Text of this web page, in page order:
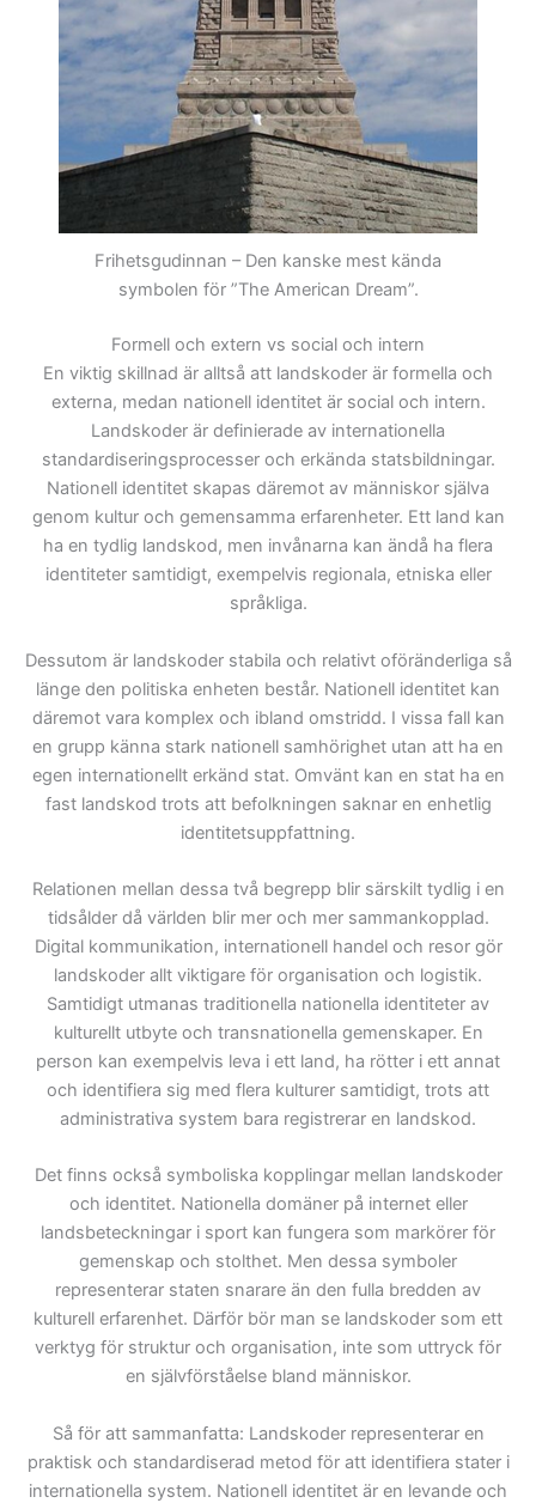
Frihetsgudinnan – Den kanske mest kända
symbolen för ”The American Dream”.
Formell och extern vs social och intern
En viktig skillnad är alltså att landskoder är formella och
externa, medan nationell identitet är social och intern.
Landskoder är definierade av internationella
standardiseringsprocesser och erkända statsbildningar.
Nationell identitet skapas däremot av människor själva
genom kultur och gemensamma erfarenheter. Ett land kan
ha en tydlig landskod, men invånarna kan ändå ha flera
identiteter samtidigt, exempelvis regionala, etniska eller
språkliga.
Dessutom är landskoder stabila och relativt oföränderliga så
länge den politiska enheten består. Nationell identitet kan
däremot vara komplex och ibland omstridd. I vissa fall kan
en grupp känna stark nationell samhörighet utan att ha en
egen internationellt erkänd stat. Omvänt kan en stat ha en
fast landskod trots att befolkningen saknar en enhetlig
identitetsuppfattning.
Relationen mellan dessa två begrepp blir särskilt tydlig i en
tidsålder då världen blir mer och mer sammankopplad.
Digital kommunikation, internationell handel och resor gör
landskoder allt viktigare för organisation och logistik.
Samtidigt utmanas traditionella nationella identiteter av
kulturellt utbyte och transnationella gemenskaper. En
person kan exempelvis leva i ett land, ha rötter i ett annat
och identifiera sig med flera kulturer samtidigt, trots att
administrativa system bara registrerar en landskod.
Det finns också symboliska kopplingar mellan landskoder
och identitet. Nationella domäner på internet eller
landsbeteckningar i sport kan fungera som markörer för
gemenskap och stolthet. Men dessa symboler
representerar staten snarare än den fulla bredden av
kulturell erfarenhet. Därför bör man se landskoder som ett
verktyg för struktur och organisation, inte som uttryck för
en självförståelse bland människor.
Så för att sammanfatta: Landskoder representerar en
praktisk och standardiserad metod för att identifiera stater i
internationella system. Nationell identitet är en levande och